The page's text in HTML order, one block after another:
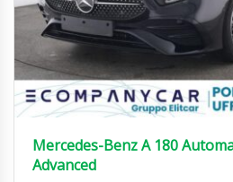
Mercedes-Benz A 180
Advanced